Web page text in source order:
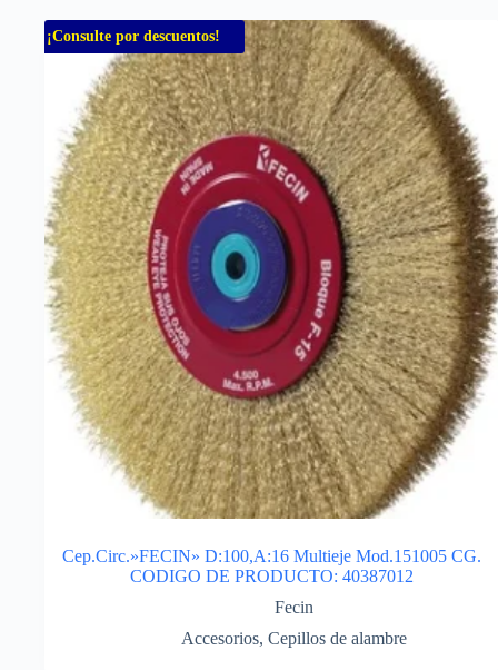
¡Consulte por descuentos!
Cep.Circ.»FECIN» D:100,A:16 Multieje Mod.151005 CG.
CODIGO DE PRODUCTO: 40387012
Fecin
Accesorios, Cepillos de alambre